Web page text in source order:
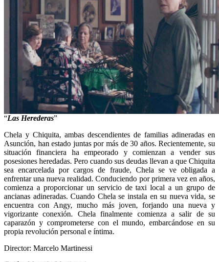
“Las Herederas”
Chela y Chiquita, ambas descendientes de familias adineradas en
Asunción, han estado juntas por más de 30 años. Recientemente, su
situación financiera ha empeorado y comienzan a vender sus
posesiones heredadas. Pero cuando sus deudas llevan a que Chiquita
sea encarcelada por cargos de fraude, Chela se ve obligada a
enfrentar una nueva realidad. Conduciendo por primera vez en años,
comienza a proporcionar un servicio de taxi local a un grupo de
ancianas adineradas. Cuando Chela se instala en su nueva vida, se
encuentra con Angy, mucho más joven, forjando una nueva y
vigorizante conexión. Chela finalmente comienza a salir de su
caparazón y comprometerse con el mundo, embarcándose en su
propia revolución personal e íntima.
Director: Marcelo Martinessi